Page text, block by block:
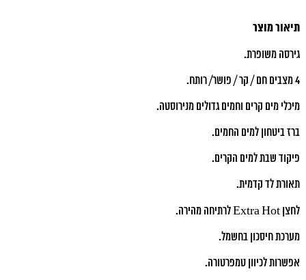
תיאור מוצר
גירסה משופרת​.
4 מצבים חם / קר / פושר/ רותח.
מיכלי מים קרים וחמים גדולים מנירוסטה.
ברז ביטחון למים החמים.
פיקוד שבת למים הקרים.
תאורת לד קדמית.
לחצן Extra Hot לרתיחה מהירה.
מערכת חיסכון בחשמל.
אפשרות לכיוון טמפרטורה.